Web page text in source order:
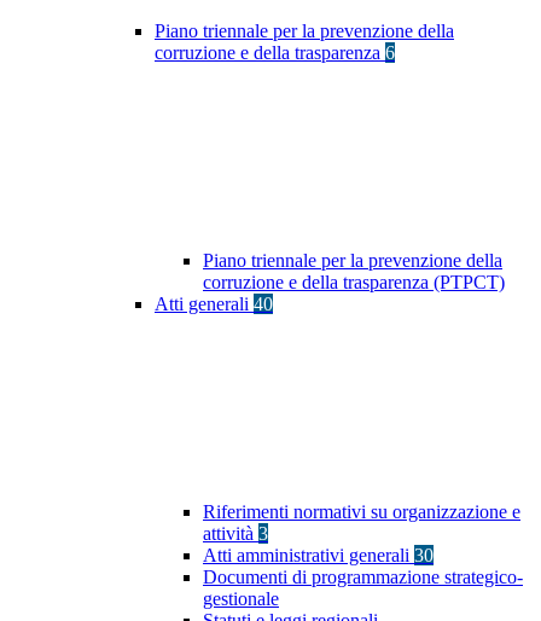
Piano triennale per la prevenzione della
corruzione e della trasparenza 6
Piano triennale per la prevenzione della
corruzione e della trasparenza (PTPCT)
Atti generali 40
Riferimenti normativi su organizzazione e
attività 3
Atti amministrativi generali 30
Documenti di programmazione strategico-
gestionale